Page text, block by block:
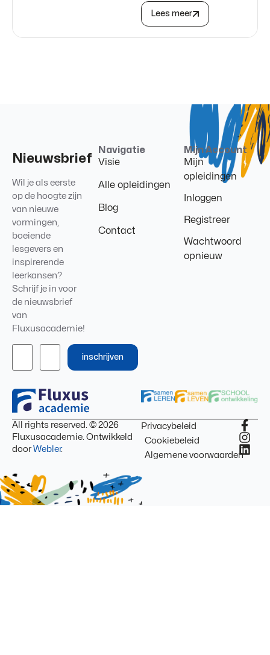
Lees meer
Nieuwsbrief
Wil je als eerste
op de hoogte zijn
van nieuwe
vormingen,
boeiende
lesgevers en
inspirerende
leerkansen?
Schrijf je in voor
de nieuwsbrief
van
Fluxusacademie!
inschrijven
Navigatie
Visie
Alle opleidingen
Blog
Contact
Mijn Account
Mijn
opleidingen
Inloggen
Registreer
Wachtwoord
opnieuw
All rights reserved. © 2026
Fluxusacademie. Ontwikkeld
doorWebler.
Privacybeleid
Cookiebeleid
Algemene voorwaarden